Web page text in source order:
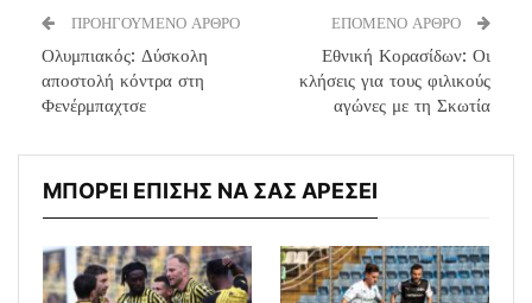
ΠΡΟΗΓΟΥΜΕΝΟ ΑΡΘΡΟ
Ολυμπιακός: Δύσκολη
αποστολή κόντρα στη
Φενέρμπαχτσε
ΕΠΟΜΕΝΟ ΑΡΘΡΟ
Εθνική Κορασίδων: Οι
κλήσεις για τους φιλικούς
αγώνες με τη Σκωτία
ΜΠΟΡΕΙ ΕΠΙΣΗΣ ΝΑ ΣΑΣ ΑΡΕΣΕΙ